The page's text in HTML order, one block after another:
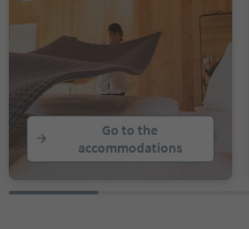
Go to the
accommodations